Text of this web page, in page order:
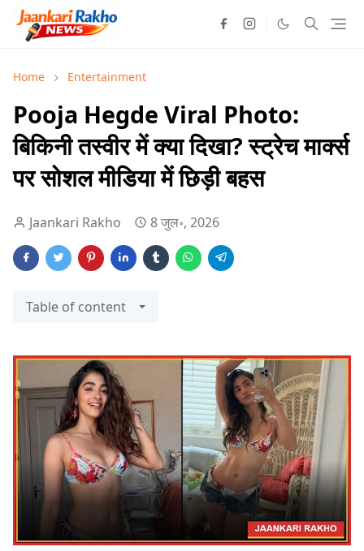
Home Entertainment
Pooja Hegde Viral Photo:
बिकिनी तस्वीर में क्या दिखा? स्ट्रेच मार्क्स
पर सोशल मीडिया में छिड़ी बहस
Jaankari Rakho 8 जुल॰, 2026
Table of content